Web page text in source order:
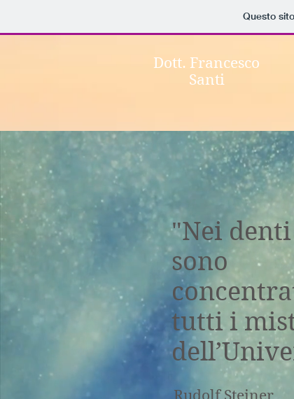
Questo
Dott. Francesco
Santi
"Nei denti
sono
tutti i
Rudolf Steiner